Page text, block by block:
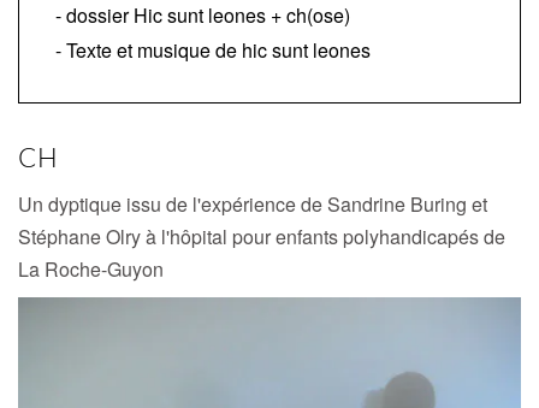
- dossier Hic sunt leones + ch(ose)
- Texte et musique de hic sunt leones
CH
Un dyptique issu de l'expérience de Sandrine Buring et
Stéphane Olry à l'hôpital pour enfants polyhandicapés de
La Roche-Guyon